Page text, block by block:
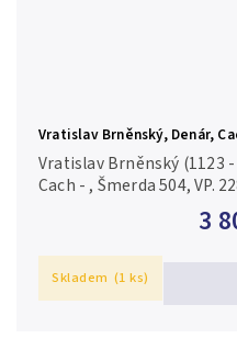
Vratislav Brněnský, Denár,
3
Vratislav Brněnský (1123
Cach - , Šmerda 504, VP.
Skladem (1 ks)